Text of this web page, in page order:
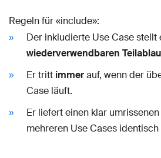
Regeln für «include»:
Der inkludierte Use Case stellt
wiederverwendbaren
Er tritt immerauf, wenn der
Case läuft.
Er liefert einen klar
mehreren Use Cases